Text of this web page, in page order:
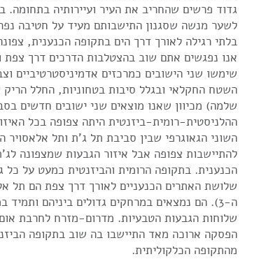
גדוד פרשים שהחריב את העיר ועיירותיה בתחומה.
לשער מנשה שסגנון התישבותם מעיד על חטיבה
בלתי רגילה לאורך דרך הים בתקופה הכנענית,
אנו נפגשים אתם שוב בהצטלבות הדרכים דרך
שימשו שני הישובים כמרכזים אדמיניסטרטיביים
השטח החקלאי ובגלל סיבות בטחוניות, החלל
שלמה) מכיוון שאנו מוצאים שני ישובים חדשים
ההלניסטית-רומית-ביזנטית היתה צפופה בכל
השוני הגאוגרפי שבין סביבת תל ג'ת ותל
להתיישבות צפופה אבל איזור הגבעות שמצפונה
הכנענית. בתקופה הרומית והביזנטית כמעט על כל
שלושת האתרים הכנעניים לאורך דרך צפת הם תל
ה-3). הם נמצאים במרחקים גדולים ביניהם
שלוחות הגבעות הטבעיות. מדרום-מזרח לחרבת
הפסקה ארוכה מאד התיישבו בה שוב בתקופה
מהתקופה הכלקוליתית.